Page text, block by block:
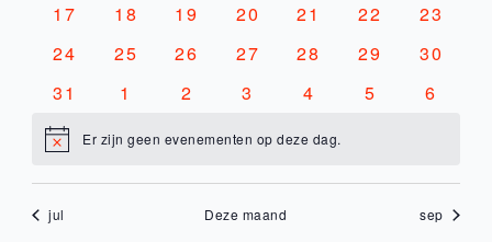
0
17
0
18
0
19
0
20
0
21
0
22
0
23
0
24
0
25
0
26
0
27
0
28
0
29
0
30
0
31
0
1
0
2
0
3
0
4
0
5
0
6
BerichtEr zijn geen evenementen op deze dag.
jul Deze maand sep